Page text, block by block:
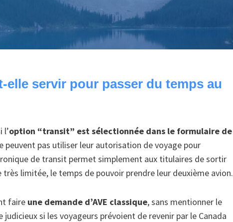
elle servir pour passer du temps au
l’option “transit” est sélectionnée dans le formulaire de
peuvent pas utiliser leur autorisation de voyage pour
de transit permet simplement aux titulaires de sortir
limitée, le temps de pouvoir prendre leur deuxième avion.
faire une demande d’AVE classique, sans mentionner le
si les voyageurs prévoient de revenir par le Canada